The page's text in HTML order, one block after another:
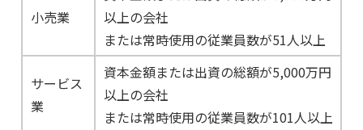
小売業
以上の会社
または常時使用の従業員数が51人以上
サービス
業
資本金額または出資の総額が5,000万円
以上の会社
または常時使用の従業員数が101人以上